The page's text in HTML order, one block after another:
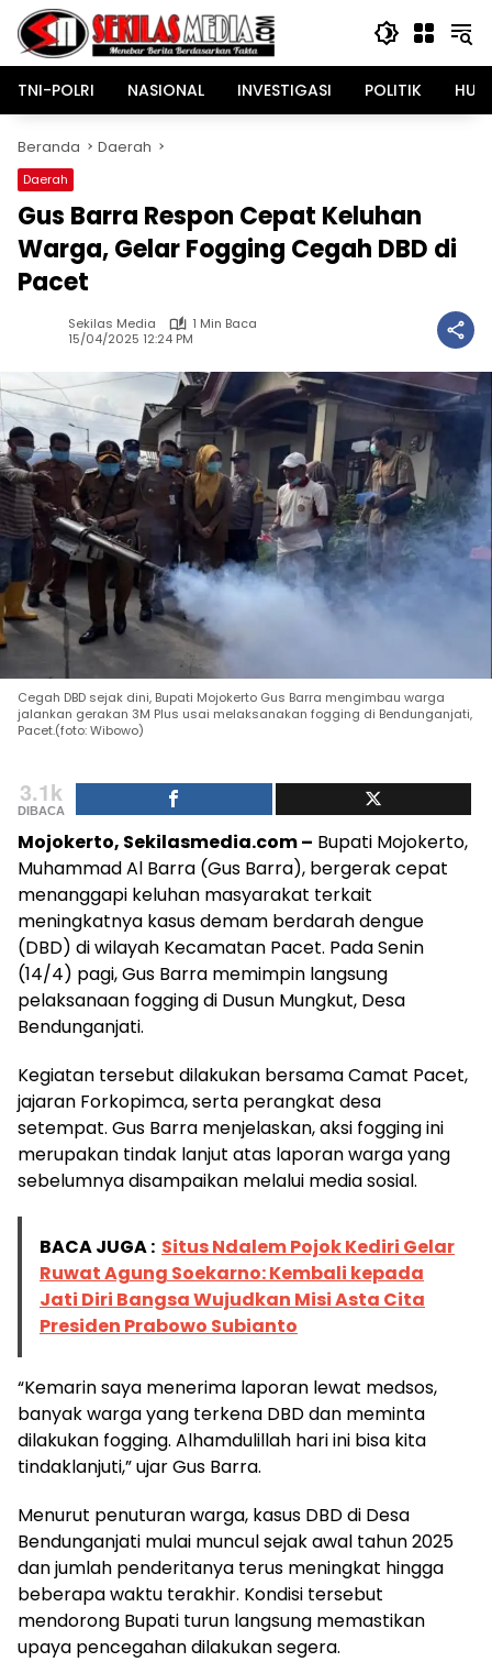
Langsung
konten
TNI-POLRI
NASIONAL INVESTIGASI POLITIK
Beranda Daerah
Daerah
Gus Barra Respon Cepat Keluhan
Warga, Gelar Fogging Cegah DBD di
Pacet
Sekilas Media
1 Min Baca
15/04/2025 12:24 PM
Cegah DBD sejak dini, Bupati Mojokerto Gus Barra mengimbau warga
jalankan gerakan 3M Plus usai melaksanakan fogging di Bendunganjati,
Pacet.(foto: Wibowo)
3.1k
DIBACA
Mojokerto, Sekilasmedia.com – Bupati Mojokerto,
Muhammad Al Barra (Gus Barra), bergerak cepat
menanggapi keluhan masyarakat terkait
meningkatnya kasus demam berdarah dengue
(DBD) di wilayah Kecamatan Pacet. Pada Senin
(14/4) pagi, Gus Barra memimpin langsung
pelaksanaan fogging di Dusun Mungkut, Desa
Bendunganjati.
Kegiatan tersebut dilakukan bersama Camat Pacet,
jajaran Forkopimca, serta perangkat desa
setempat. Gus Barra menjelaskan, aksi fogging ini
merupakan tindak lanjut atas laporan warga yang
sebelumnya disampaikan melalui media sosial.
BACA JUGA : Situs Ndalem Pojok Kediri Gelar
Ruwat Agung Soekarno: Kembali kepada
Jati Diri Bangsa Wujudkan Misi Asta Cita
Presiden Prabowo Subianto
“Kemarin saya menerima laporan lewat medsos,
banyak warga yang terkena DBD dan meminta
dilakukan fogging. Alhamdulillah hari ini bisa kita
tindaklanjuti,” ujar Gus Barra.
Menurut penuturan warga, kasus DBD di Desa
Bendunganjati mulai muncul sejak awal tahun 2025
dan jumlah penderitanya terus meningkat hingga
beberapa waktu terakhir. Kondisi tersebut
mendorong Bupati turun langsung memastikan
upaya pencegahan dilakukan segera.